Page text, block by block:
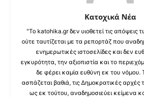
Κατοχικά Νέα
"Το katohika.gr δεν υιοθετεί τις
ούτε ταυτίζεται με τα ρεπορτάζ που
ενημερωτικές ιστοσελίδες και δεν
εγκυρότητα, την αξιοπιστία και το
δε φέρει καμία ευθύνη εκ του νόμου.
ασπάζεται βαθιά, τις Δημοκρατικές αρχές
ως εκ τούτου, αναδημοσιεύει κείμενα